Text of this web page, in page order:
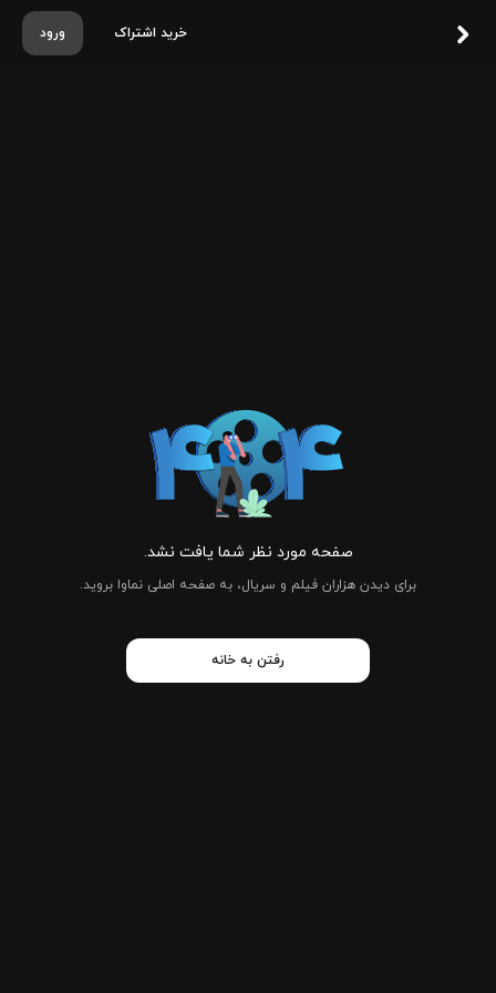
ورود خرید اشتراک
صفحه مورد نظر شما یافت نشد.
برای دیدن هزاران فیلم و سریال، به صفحه اصلی نماوا بروید.
رفتن به خانه